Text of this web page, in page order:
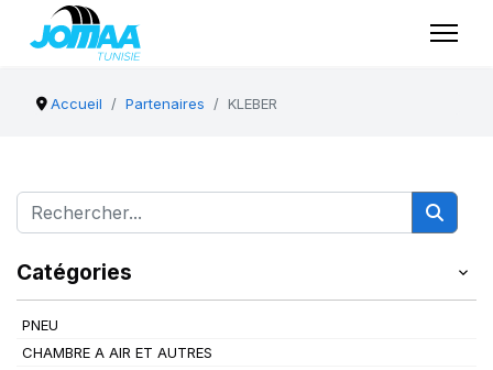
Accueil Partenaires KLEBER
Catégories
PNEU
CHAMBRE A AIR ET AUTRES